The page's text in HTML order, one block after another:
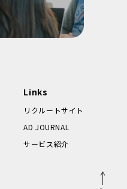
Links
リクルートサイト
AD JOURNAL
サービス紹介